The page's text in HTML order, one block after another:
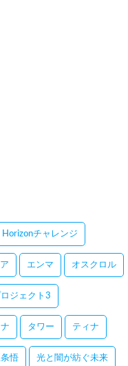
Horizonチャレンジ
エンマ オスクロル
ジェクト3
タワー ティナ
悟 光と闇が紡ぐ未来